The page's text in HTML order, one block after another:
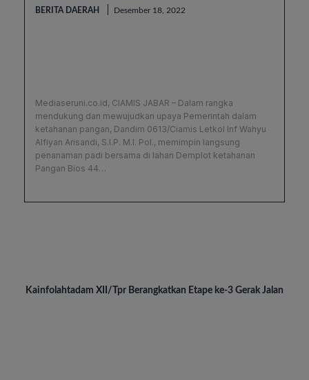
BERITA DAERAH Desember 18, 2022
Mediaseruni.co.id, CIAMIS JABAR – Dalam rangka
mendukung dan mewujudkan upaya Pemerintah dalam
ketahanan pangan, Dandim 0613/Ciamis Letkol Inf Wahyu
Alfiyan Arisandi, S.I.P. M.I. Pol., memimpin langsung
penanaman padi bersama di lahan Demplot ketahanan
Pangan Bios 44…
Kainfolahtadam XII/Tpr Berangkatkan Etape ke-3 Gerak Jalan